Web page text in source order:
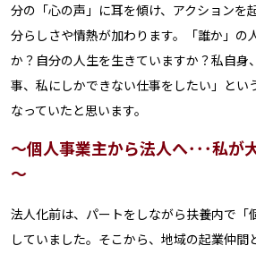
分の「心の声」に耳を傾け、アクションを
分らしさや情熱が加わります。「誰か」の
か？自分の人生を生きていますか？私自身
事、私にしかできない仕事をしたい」とい
なっていたと思います。
～個人事業主から法人へ･･･私が
～
法人化前は、パートをしながら扶養内で「
していました。そこから、地域の起業仲間